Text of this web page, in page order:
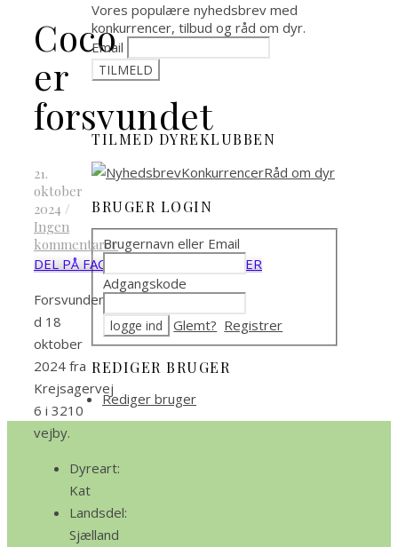
Coco
er
forsvundet
21.
oktober
2024 /
Ingen
kommentarer
DEL PÅ FACEBOOK
DEL PÅ TWITTER
Forsvunden
d 18
oktober
2024 fra
Krejsagervej
6 i 3210
vejby.
Dyreart:
Kat
Landsdel:
Sjælland
Vores populære nyhedsbrev med
konkurrencer, tilbud og råd om dyr.
Email
TILMED DYREKLUBBEN
BRUGER LOGIN
Brugernavn eller Email
Adgangskode
Glemt? Registrer
REDIGER BRUGER
Rediger bruger